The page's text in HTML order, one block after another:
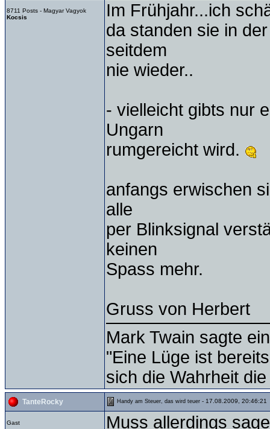
8711 Posts - Magyar Vagyok
Kocsis
Im Frühjahr...ich
da standen sie in
seitdem
nie wieder..
- vielleicht gibts nur
Ungarn
rumgereicht wird.
anfangs erwischen
alle
per Blinksignal
keinen
Spass mehr.
Gruss von Herbert
Mark Twain sagte
"Eine Lüge ist
sich die Wahrheit
TanteRocky Handy am Steuer, das wird teuer - 17.08.2009, 20:46:21
Gast Muss allerdings